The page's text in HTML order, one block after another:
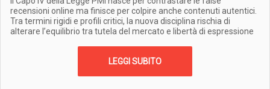
recensioni online ma finisce per colpire anche contenuti autentici.
Tra termini rigidi e profili critici, la nuova disciplina rischia di
alterare l’equilibrio tra tutela del mercato e libertà di espressione
LEGGI SUBITO